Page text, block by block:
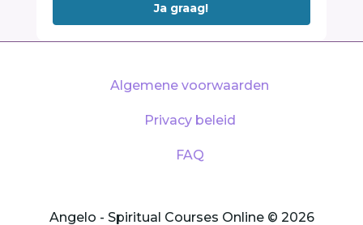
Ja graag!
Algemene voorwaarden
Privacy beleid
FAQ
Angelo - Spiritual Courses Online © 2026